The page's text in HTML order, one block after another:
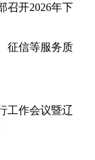
召开2026年下
征信等服务质
工作会议暨辽